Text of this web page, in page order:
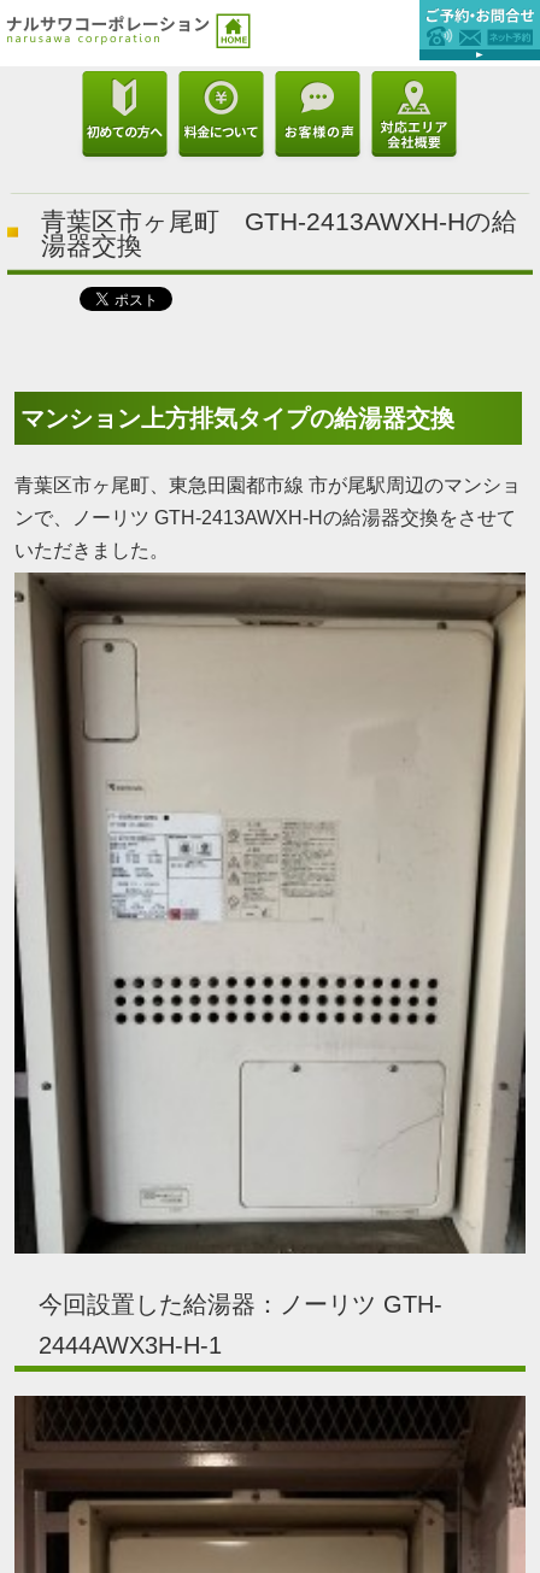
青葉区市ヶ尾町 GTH-2413AWXH-Hの給
湯器交換
マンション上方排気タイプの給湯器交換
青葉区市ヶ尾町、東急田園都市線 市が尾駅周辺のマンショ
ンで、ノーリツ GTH-2413AWXH-Hの給湯器交換をさせて
いただきました。
今回設置した給湯器：ノーリツ GTH-
2444AWX3H-H-1